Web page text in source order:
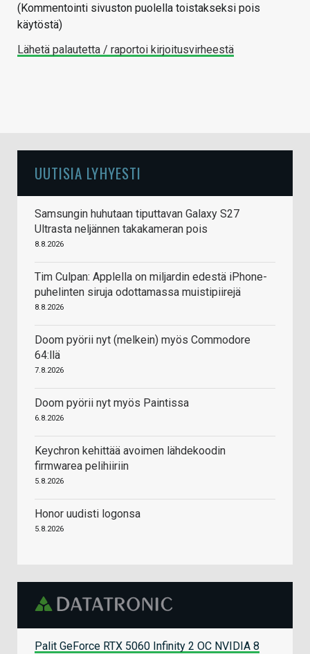
(Kommentointi sivuston puolella toistakseksi pois
käytöstä)
Lähetä palautetta / raportoi kirjoitusvirheestä
UUTISIA LYHYESTI
Samsungin huhutaan tiputtavan Galaxy S27
Ultrasta neljännen takakameran pois
8.8.2026
Tim Culpan: Applella on miljardin edestä iPhone-
puhelinten siruja odottamassa muistipiirejä
8.8.2026
Doom pyörii nyt (melkein) myös Commodore
64:llä
7.8.2026
Doom pyörii nyt myös Paintissa
6.8.2026
Keychron kehittää avoimen lähdekoodin
firmwarea pelihiiriin
5.8.2026
Honor uudisti logonsa
5.8.2026
Palit GeForce RTX 5060 Infinity 2 OC NVIDIA 8